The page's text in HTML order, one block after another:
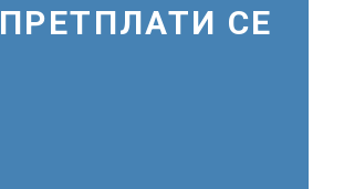
ПРЕТПЛАТИ СЕ